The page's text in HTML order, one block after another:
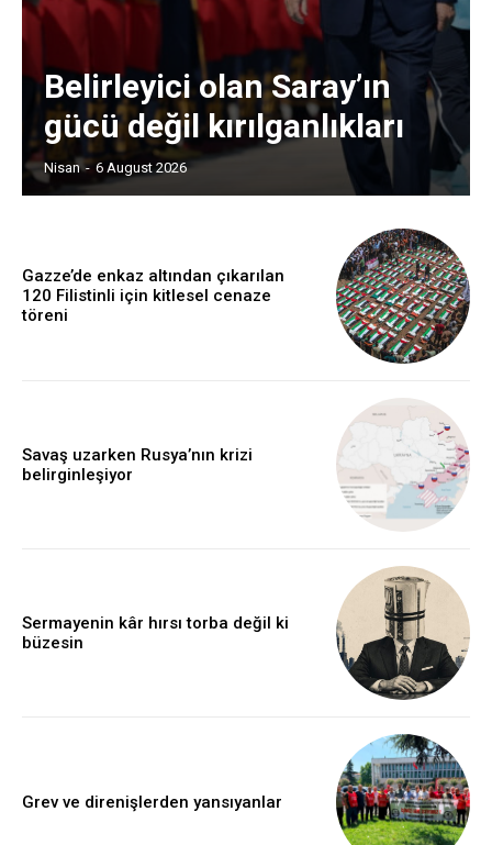
Belirleyici olan Saray’ın
gücü değil kırılganlıkları
Nisan - 6 August 2026
Gazze’de enkaz altından çıkarılan
120 Filistinli için kitlesel cenaze
töreni
Savaş uzarken Rusya’nın krizi
belirginleşiyor
Sermayenin kâr hırsı torba değil ki
büzesin
Grev ve direnişlerden yansıyanlar